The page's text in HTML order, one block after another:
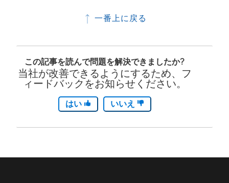
一番上に戻る
この記事を読んで問題を解決できましたか?
当社が改善できるようにするため、フ
ィードバックをお知らせください。
はい いいえ